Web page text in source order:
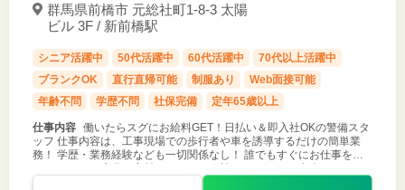
群馬県前橋市 元総社町1‐8‐3 太陽
ビル 3F / 新前橋駅
シニア活躍中 50代活躍中 60代活躍中
70代以上活躍中
ブランクOK
直行直帰可能 制服あり
Web面接可能
年齢不問
学歴不問 社保完備 定年65歳以上
仕事内容 働いたらスグにお給料GET！日払い＆即入社OKの警備スタ
ッフ 仕事内容は、工事現場での歩行者や車を誘導するだけの簡単業
務！ 学歴・業務経験なども一切関係なし！ 誰でもすぐにお仕事を始
められます！ 先月の家賃をスグにでも払いたい・・・ 友人にスグに
お金を返さない